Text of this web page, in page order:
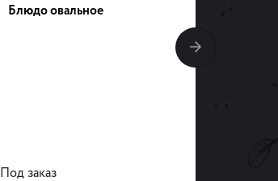
Блюдо овальное
Под заказ